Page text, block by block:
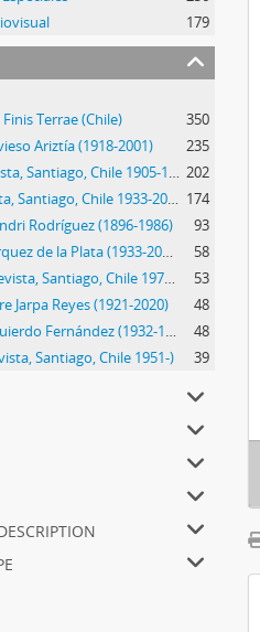
179
Terrae (Chile)
350
Ariztía (1918-2001)
235
Zig-Zag (revista, Santiago, Chile 1905-1964) 202
Ercilla (revista, Santiago, Chile 1933-2015) 174
Rodríguez (1896-1986)
93
Alfonso Márquez de la Plata (1933-2014)
58
Qué Pasa (revista, Santiago, Chile 1971-2018)
53
Jarpa Reyes (1921-2020)
48
Gonzalo Izquierdo Fernández (1932-1990)
48
Santiago, Chile 1951-)
39